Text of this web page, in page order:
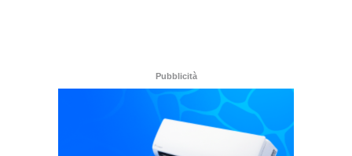
Pubblicità